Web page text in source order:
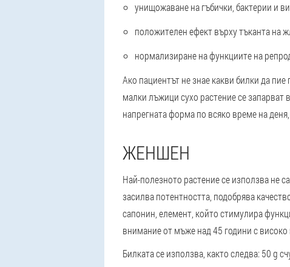
унищожаване на гъбички, бактерии и
положителен ефект върху тъканта на
нормализиране на функциите на
Ако пациентът не знае какви билки да
малки лъжици сухо растение се запарват
напрегната форма по всяко време на
ЖЕНШЕН
Най-полезното растение се използва не
засилва потентността, подобрява
сапонин, елемент, който стимулира
внимание от мъже над 45 години с високо
Билката се използва, както следва: 50 g